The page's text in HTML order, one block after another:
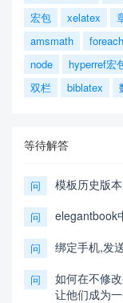
宏包
xelatex
amsmath
foreach
node
hyperref宏
双栏
biblatex
等待解答
问 模板历史版
问 elegantbook
问 绑定手机,发
问
如何在不修
让他们成为